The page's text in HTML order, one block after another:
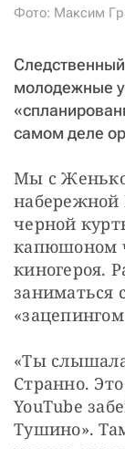
Фото: Максим
молодежные
самом деле
Мы с
набережной
черной
капюшоном
киногероя.
заниматься
«Ты
Странно.
YouTube
Тушино».